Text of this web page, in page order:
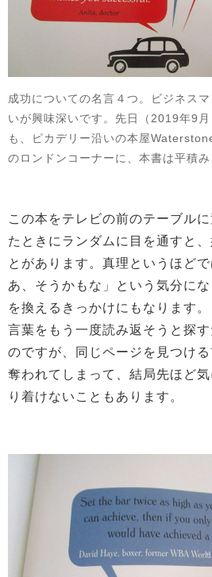
成功についての名言４つ。ビジネス
いが興味深いです。先日（2019年9
も、ピカデリー沿いの本屋
のロンドンコーナーに、本書は平積み
この本をテレビの前のテーブル
たときにランダムに目を通すと
とがあります。真理というほど
あ、そうかもな」という気分に
を換えるきっかけにもなります
言葉をもう一度読み返そうと探
のですが、同じページを見つけ
奪われてしまって、結局先ほど
り着けないこともあります。